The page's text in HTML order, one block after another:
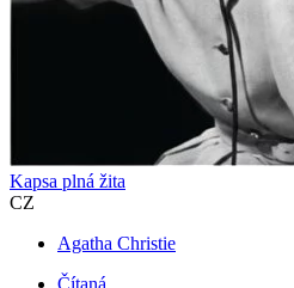
Kapsa plná žita
CZ
Agatha Christie